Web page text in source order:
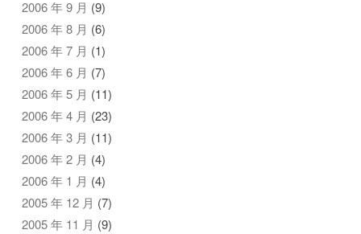
2006 年 9 月 (9)
2006 年 8 月 (6)
2006 年 7 月 (1)
2006 年 6 月 (7)
2006 年 5 月 (11)
2006 年 4 月 (23)
2006 年 3 月 (11)
2006 年 2 月 (4)
2006 年 1 月 (4)
2005 年 12 月 (7)
2005 年 11 月 (9)